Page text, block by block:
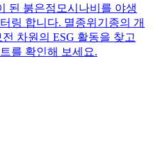
된 붉은점모시나비를 야생
링 합니다. 멸종위기종의 개
차원의 ESG 활동을 찾고
를 확인해 보세요.